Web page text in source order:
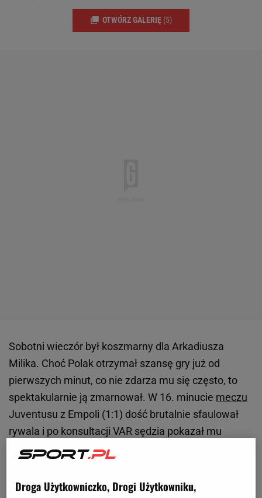
OTWÓRZ GALERIĘ (5)
Sobotni wieczór był koszmarny dla Arkadiusza
Milika. Choć Polak otrzymał szansę gry już od
pierwszych minut, co nie zdarza mu się często, to
spektakularnie ją zmarnował. W 16. minucie meczu
Juventusu z Empoli (1:1) dość brutalnie sfaulował
rywala i po konsultacji VAR sędzia pokazał mu
czerwony kartonik. Za tak nieodpowiedzialne
także posypał głowę popiołem. "Przepraszam, nie
Droga Użytkowniczko, Drogi Użytkowniku,